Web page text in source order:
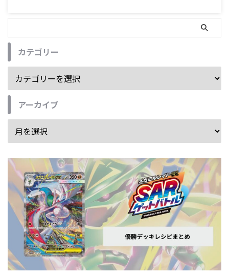
カテゴリー
アーカイブ